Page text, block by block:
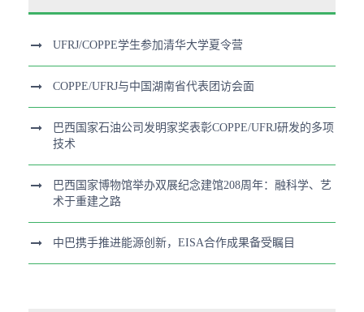
UFRJ/COPPE学生参加清华大学夏令营
COPPE/UFRJ与中国湖南省代表团访会面
巴西国家石油公司发明家奖表彰COPPE/UFRJ研发的多项
技术
巴西国家博物馆举办双展纪念建馆208周年：融科学、艺
术于重建之路
中巴携手推进能源创新，EISA合作成果备受瞩目